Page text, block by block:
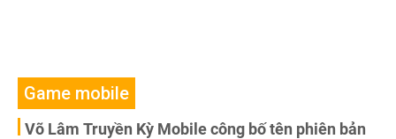
Game mobile
Võ Lâm Truyền Kỳ Mobile công bố tên phiên bản